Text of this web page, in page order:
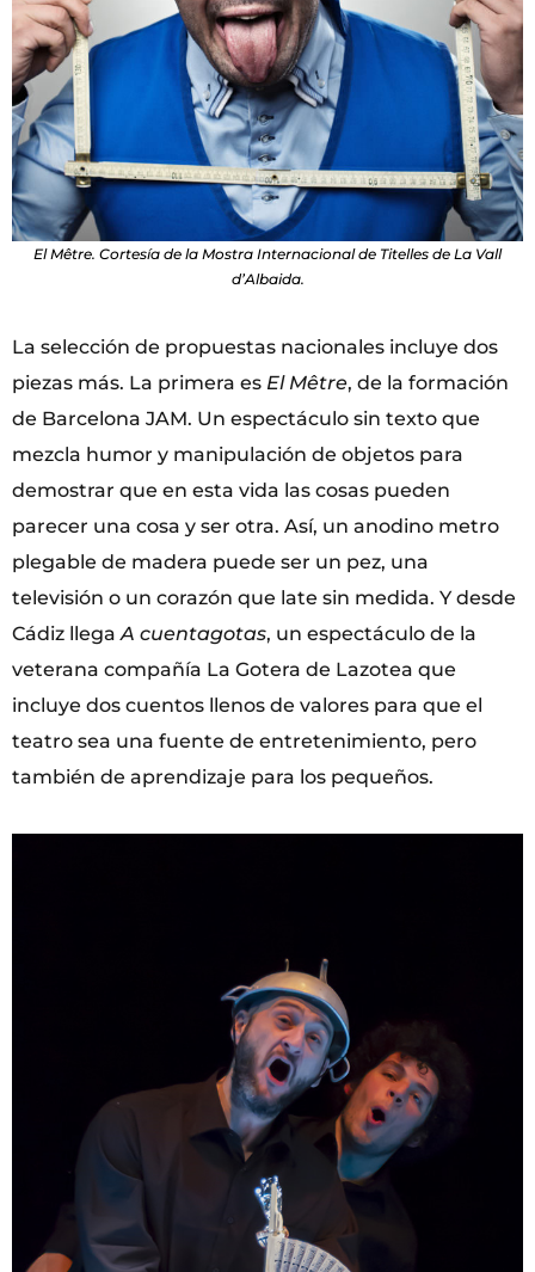
El Mêtre. Cortesía de la Mostra Internacional de Titelles de La Vall
d’Albaida.
La selección de propuestas nacionales incluye dos
piezas más. La primera es El Mêtre, de la formación
de Barcelona JAM. Un espectáculo sin texto que
mezcla humor y manipulación de objetos para
demostrar que en esta vida las cosas pueden
parecer una cosa y ser otra. Así, un anodino metro
plegable de madera puede ser un pez, una
televisión o un corazón que late sin medida. Y desde
Cádiz llega A cuentagotas, un espectáculo de la
veterana compañía La Gotera de Lazotea que
incluye dos cuentos llenos de valores para que el
teatro sea una fuente de entretenimiento, pero
también de aprendizaje para los pequeños.